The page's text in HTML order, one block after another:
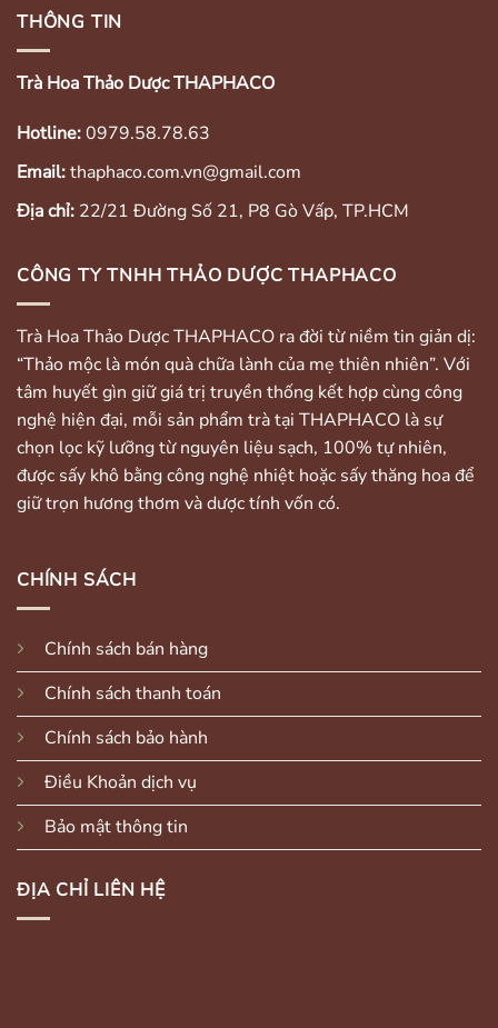
THÔNG TIN
Trà Hoa Thảo Dược THAPHACO
Hotline:0979.58.78.63
Email:thaphaco.com.vn@gmail.com
Địa chỉ: 22/21 Đường Số 21, P8 Gò Vấp, TP.HCM
CÔNG TY TNHH THẢO DƯỢC THAPHACO
Trà Hoa Thảo Dược THAPHACO ra đời từ niềm tin giản dị:
“Thảo mộc là món quà chữa lành của mẹ thiên nhiên”. Với
tâm huyết gìn giữ giá trị truyền thống kết hợp cùng công
nghệ hiện đại, mỗi sản phẩm trà tại THAPHACO là sự
chọn lọc kỹ lưỡng từ nguyên liệu sạch, 100% tự nhiên,
được sấy khô bằng công nghệ nhiệt hoặc sấy thăng hoa để
giữ trọn hương thơm và dược tính vốn có.
CHÍNH SÁCH
Chính sách bán hàng
Chính sách thanh toán
Chính sách bảo hành
Điều Khoản dịch vụ
Bảo mật thông tin
ĐỊA CHỈ LIÊN HỆ